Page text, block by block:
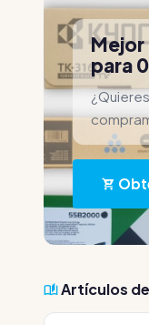
para
Artículos